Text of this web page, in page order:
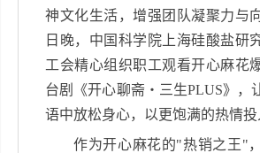
神文化生活，增强团队凝聚力与
日晚，中国科学院上海硅酸盐研
工会精心组织职工观看开心麻花
台剧《开心聊斋・三生PLUS》，
语中放松身心，以更饱满的热情投
作为开心麻花的"热销之王 "